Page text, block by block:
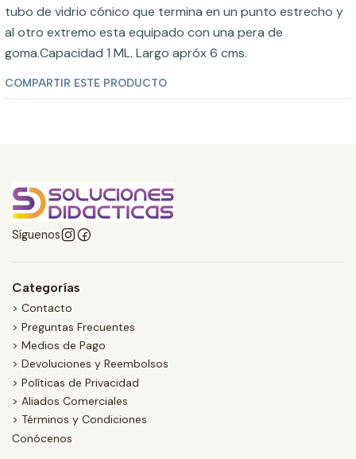
tubo de vidrio cónico que termina en un punto estrecho y
al otro extremo esta equipado con una pera de
goma.Capacidad 1 ML. Largo apróx 6 cms.
COMPARTIR ESTE PRODUCTO
Síguenos
Categorías
> Contacto
> Preguntas Frecuentes
> Medios de Pago
> Devoluciones y Reembolsos
> Políticas de Privacidad
> Aliados Comerciales
> Términos y Condiciones
Conócenos